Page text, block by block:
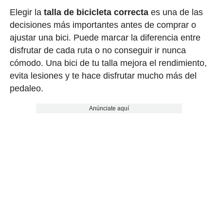
Elegir la talla de bicicleta correctaes una de las
decisiones más importantes antes de comprar o
ajustar una bici. Puede marcar la diferencia entre
disfrutar de cada ruta o no conseguir ir nunca
cómodo. Una bici de tu talla mejora el rendimiento,
evita lesiones y te hace disfrutar mucho más del
pedaleo.
Anúnciate aquí